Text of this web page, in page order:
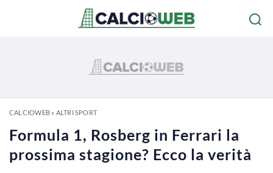
CALCIOWEB» ALTRI SPORT
Formula 1, Rosberg in Ferrari la
prossima stagione? Ecco la verità